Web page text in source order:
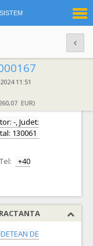
11:51
EUR)
29875195
-, Judet:
130061
Tel:
+40
DE